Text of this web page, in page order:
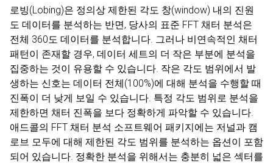
로빙(Lobing)은 정의상 제한된 각도 창(window) 내의 진원
도 데이터를 분석하는 반면, 당사의 표준 FFT 채터 분석은
전체 360도 데이터를 분석합니다. 그러나 비연속적인 채터
패턴이 존재할 경우, 데이터 세트의 더 작은 부분에 분석을
집중하는 것이 유용할 수 있습니다. 작은 각도 범위에서 발
생하는 신호는 데이터 전체(100%)에 대해 분석을 수행할 때
진폭이 더 낮게 보일 수 있습니다. 특정 각도 범위로 분석을
제한하면 채터 진폭을 보다 정확하게 파악할 수 있습니다.
애드콜의 FFT 채터 분석 소프트웨어 패키지에는 저널과 캠
로브 모두에 대해 제한된 각도 범위를 분석하는 옵션이 포함
되어 있습니다. 정확한 분석을 위해서는 충분히 넓은 섹터를